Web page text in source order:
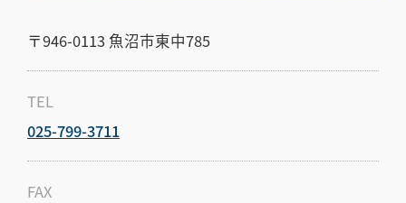
〒946-0113 魚沼市東中785
TEL
025-799-3711
FAX